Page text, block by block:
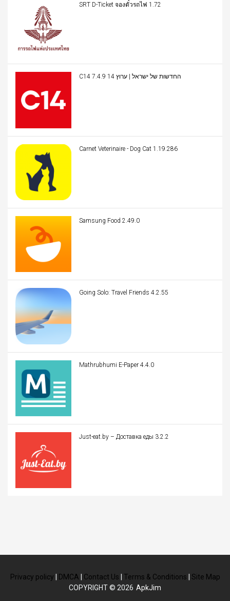
SRT D-Ticket จองตั๋วรถไฟ 1.72
C14 החדשות של ישראל | ערוץ 14 7.4.9
Carnet Veterinaire - Dog Cat 1.19.286
Samsung Food 2.49.0
Going Solo: Travel Friends 4.2.55
Mathrubhumi E-Paper 4.4.0
Just-eat.by – Доставка еды 3.2.2
Privacy policy DMCA Contact Us Terms & Conditions
Site Map
COPYRIGHT © 2026 ApkJim